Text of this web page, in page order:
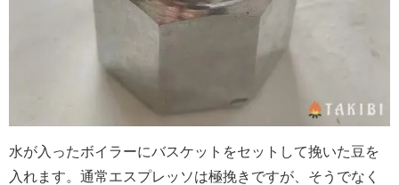
水が入ったボイラーにバスケットをセットして挽いた豆を
入れます。通常エスプレッソは極挽きですが、そうでなく